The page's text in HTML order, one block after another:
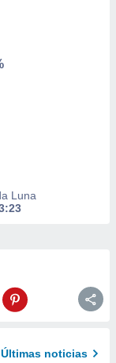
Luna
Últimas noticias